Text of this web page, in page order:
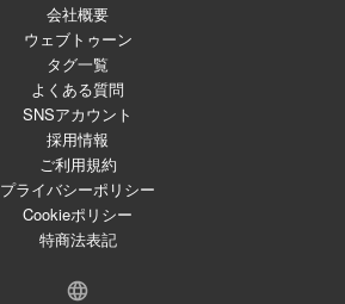
会社概要
ウェブトゥーン
タグ一覧
よくある質問
SNSアカウント
採用情報
ご利用規約
プライバシーポリシー
Cookieポリシー
特商法表記